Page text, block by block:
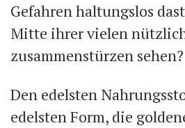
Gefahren haltungslos
Mitte ihrer vielen
zusammenstürzen sehen?
Den edelsten
edelsten Form, die